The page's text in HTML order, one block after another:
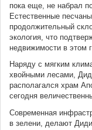
пока еще, не набрал
Естественные
продолжительный
экология, что
недвижимости в этом
Наряду с мягким
хвойными лесами,
располагался храм
сегодня
Современная
в зелени, делают